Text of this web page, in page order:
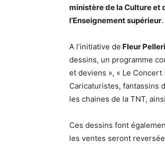
ministère de la Culture et
l’Enseignement supérieur.
A l’initiative de Fleur
dessins, un programme
et deviens », « Le
Caricaturistes, fantassins
les chaines de la TNT,
Ces dessins font
les ventes seront